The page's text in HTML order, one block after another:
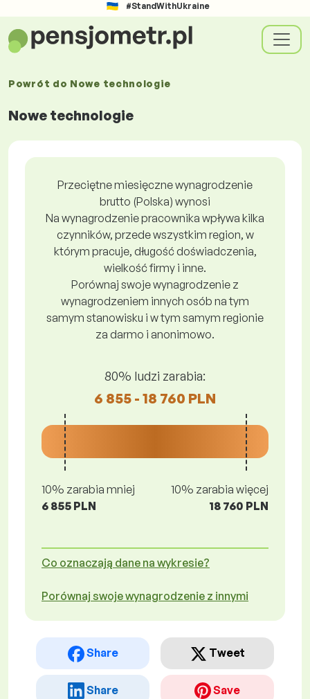
#StandWithUkraine
Powrót do Nowe technologie
Nowe technologie
Przeciętne miesięczne wynagrodzenie
brutto (Polska) wynosi
Na wynagrodzenie pracownika wpływa kilka
czynników, przede wszystkim region, w
którym pracuje, długość doświadczenia,
wielkość firmy i inne.
Porównaj swoje wynagrodzenie z
wynagrodzeniem innych osób na tym
samym stanowisku i w tym samym regionie
za darmo i anonimowo.
80% ludzi zarabia:
6 855 - 18 760 PLN
10% zarabia mniej
6 855 PLN
10% zarabia więcej
18 760 PLN
Co oznaczają dane na wykresie?
Porównaj swoje wynagrodzenie z innymi
Share Tweet
Share Save